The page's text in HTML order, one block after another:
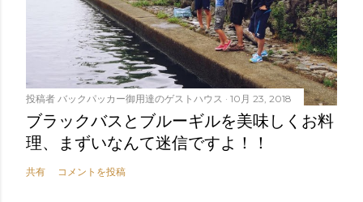
投稿者 バックパッカー御用達のゲストハウス 10月 23, 2018
ブラックバスとブルーギルを美味しくお料
理、まずいなんて迷信ですよ！！
共有 コメントを投稿